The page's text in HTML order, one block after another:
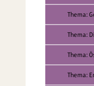
Thema:
Thema:
Thema:
Thema: